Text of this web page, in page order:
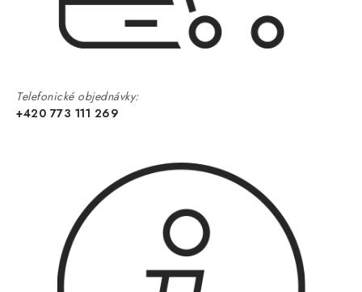
Telefonické objednávky:
+420 773 111 269